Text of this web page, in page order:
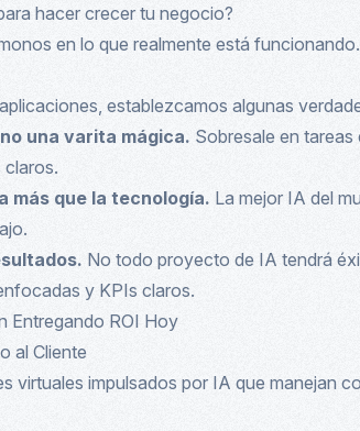
hacer crecer tu negocio?
en lo que realmente está funcionando.
establezcamos algunas
una varita mágica. Sobresale en
más que la tecnología. La mejor IA del
No todo proyecto de IA tendrá
y KPIs claros.
Entregando ROI Hoy
al Cliente
virtuales impulsados por IA que manejan